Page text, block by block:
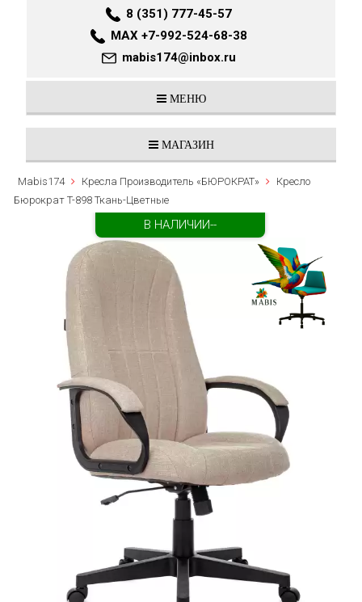
8 (351) 777-45-57
MAX +7-992-524-68-38
mabis174@inbox.ru
МЕНЮ
МАГАЗИН
Mabis174 Кресла Производитель «БЮРОКРАТ»
Кресло
Бюрократ T-898 Ткань-Цветные
В НАЛИЧИИ--